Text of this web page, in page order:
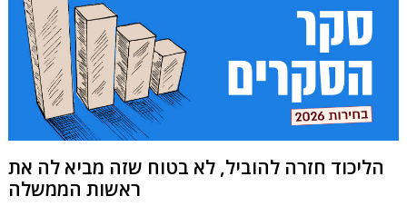
הליכוד חזרה להוביל, לא בטוח שזה מביא לה את
ראשות הממשלה